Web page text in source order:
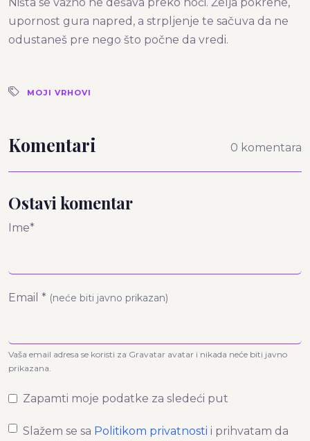
upornost gura napred, a strpljenje te sačuva da ne
odustaneš pre nego što počne da vredi.
MOJI VRHOVI
Komentari 0 komentara
Ostavi komentar
Ime*
Email * (neće biti javno prikazan)
Vaša email adresa se koristi za Gravatar avatar i nikada neće biti javno
prikazana.
Zapamti moje podatke za sledeći put
Slažem se sa Politikom privatnosti i prihvatam da